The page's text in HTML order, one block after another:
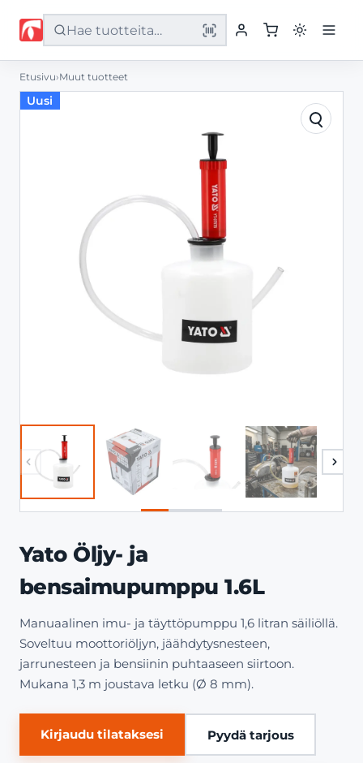
Etusivu
Etusivu›Muut tuotteet
Uusi
Yato Öljy- ja
bensaimupumppu 1.6L
Manuaalinen imu- ja täyttöpumppu 1,6 litran säiliöllä.
Soveltuu moottoriöljyn, jäähdytysnesteen,
jarrunesteen ja bensiinin puhtaaseen siirtoon.
Mukana 1,3 m joustava letku (Ø 8 mm).
Kirjaudu tilataksesi Pyydä tarjous